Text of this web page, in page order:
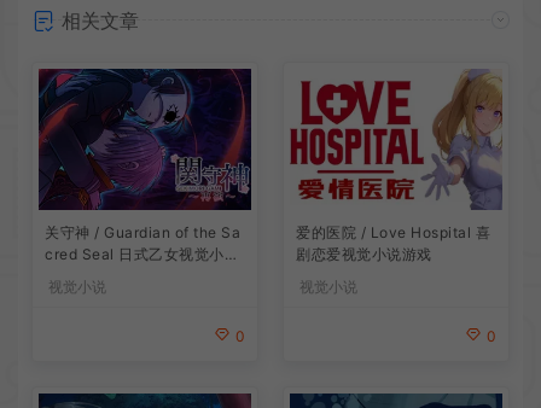
相关文章
关守神 / Guardian of the Sa
cred Seal 日式乙女视觉小说
视觉小说
0
爱的医院 / Love Hospital 喜
剧恋爱视觉小说游戏
视觉小说
0